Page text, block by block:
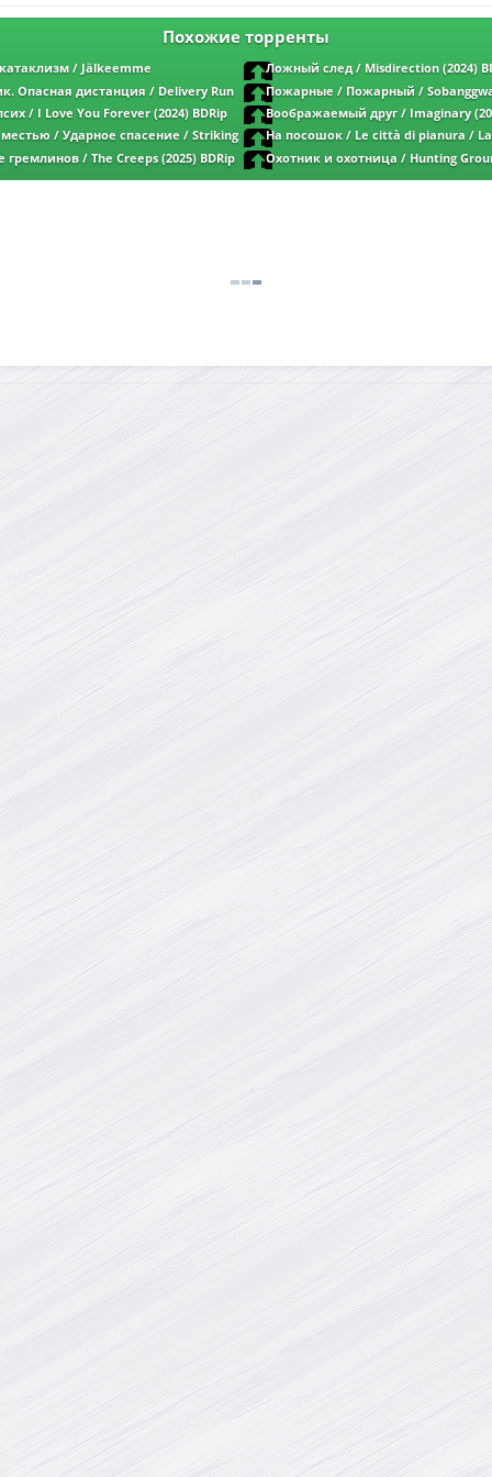
Похожие торренты
/ Jälkeemme
Us, the Flood (2024) BDRip от
HD
Ложный след / Misdirection (2024)
MegaPeer | D | Кинопоиск HD
Опасная дистанция / Delivery Run
| D | Кинопоиск HD
Пожарные / Пожарный /
Firefighters (2024) BDRip от MegaPeer |
HD
/ I Love You Forever (2024) BDRip
Кинопоиск HD
Воображаемый друг / Imaginary
MegaPeer | D | Кинопоиск HD
/ Ударное спасение / Striking
от MegaPeer | D | Кинопоиск HD |
На посошок / Le città di pianura /
Road (2025) BDRip от MegaPeer | P |
/ The Creeps (2025) BDRip
HD | Полная версия
Охотник и охотница / Hunting
от MegaPeer | D | Кинопоиск HD